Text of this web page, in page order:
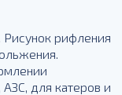
рифления
для катеров и